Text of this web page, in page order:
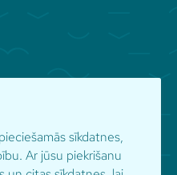
sīkdatnes,
Ar jūsu piekrišanu